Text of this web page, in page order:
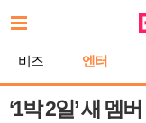
문
비즈 엔터
‘1박 2일’ 새 멤